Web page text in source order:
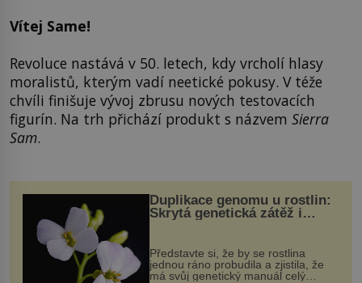
Vítej Same!
Revoluce nastává v 50. letech, kdy vrcholí hlasy
moralistů, kterým vadí neetické pokusy. V téže
chvíli finišuje vývoj zbrusu nových testovacích
figurín. Na trh přichází produkt s názvem Sierra
Sam.
Duplikace genomu u rostlin:
Skrytá genetická zátěž i
Představte si, že by se rostlina
jednou ráno probudila a zjistila, že
má svůj genetický manuál celý